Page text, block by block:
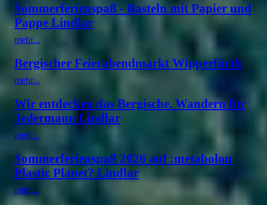
Sommerferienspaß - Basteln mit Papier und
Pappe Lindlar
mehr...
Bergischer Feierabendmarkt Wipperfürth
mehr...
Wir entdecken das Bergische. Wandern für
Jedermann Lindlar
mehr...
Sommerferienspaß 2026 auf :metabolon
Plastic Planet? Lindlar
mehr...